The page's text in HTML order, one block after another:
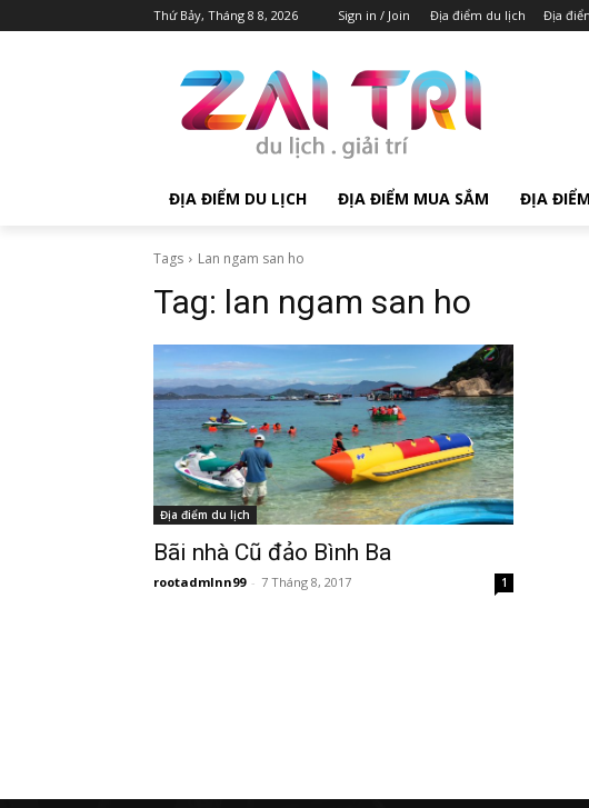
Thứ Bảy, Tháng 8 8, 2026 Sign in / Join Địa điểm du lịch Địa
ĐỊA ĐIỂM DU LỊCH ĐỊA ĐIỂM MUA SẮM ĐỊA
Tags Lan ngam san ho
Tag: lan ngam san ho
Địa điểm du lịch
Bãi nhà Cũ đảo Bình Ba
rootadmlnn99 - 7 Tháng 8, 2017 1